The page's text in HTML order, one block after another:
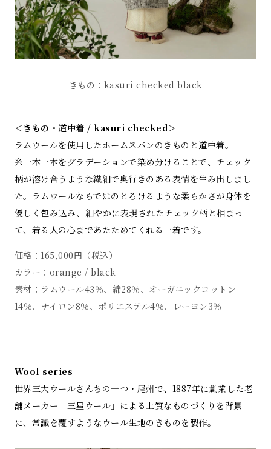
きもの：kasuri checked black
＜きもの・道中着 / kasuri checked＞
ラムウールを使用したホームスパンのきものと道中着。
糸一本一本をグラデーションで染め分けることで、チェック
柄が溶け合うような繊細で奥行きのある表情を生み出しまし
た。ラムウールならではのとろけるような柔らかさが身体を
優しく包み込み、細やかに表現されたチェック柄と相まっ
て、着る人の心まであたためてくれる一着です。
価格：165,000円（税込）
カラー：orange / black
素材：ラムウール43％、綿28％、オーガニックコットン
14％、ナイロン8％、ポリエステル4％、レーヨン3％
Wool series
世界三大ウールさんちの一つ・尾州で、1887年に創業した老
舗メーカー「三星ウール」による上質なものづくりを背景
に、常識を覆すようなウール生地のきものを製作。